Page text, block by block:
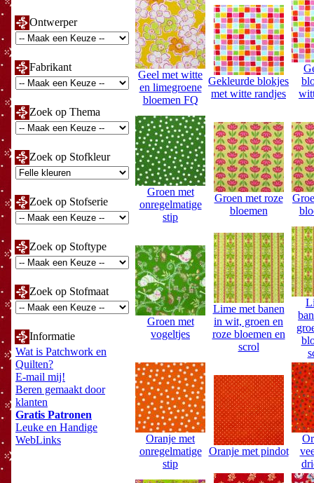
Ontwerper
Fabrikant
Zoek op Thema
Zoek op Stofkleur
Zoek op Stofserie
Zoek op Stoftype
Zoek op Stofmaat
Informatie
Wat is Patchwork en
Quilten?
E-mail mij!
Beren gemaakt door
klanten
Gratis Patronen
Leuke en Handige
WebLinks
Geel met witte
en limegroene
bloemen FQ
Gekleurde blokjes
met witte randjes
Groen met
onregelmatige
stip
Groen met roze
bloemen
Groen met
vogeltjes
Lime met banen
in wit, groen en
roze bloemen en
scrol
Oranje met
onregelmatige
stip
Oranje met pindot